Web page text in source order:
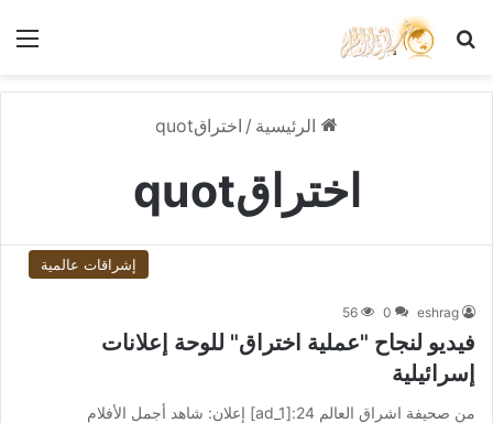
بحث عن
الرئيسية / اختراقquot
اختراقquot
إشراقات عالمية
eshrag
0
56
فيديو لنجاح "عملية اختراق" للوحة إعلانات
إسرائيلية
من صحيفة اشراق العالم 24:[ad_1] إعلان: شاهد أجمل الأفلام